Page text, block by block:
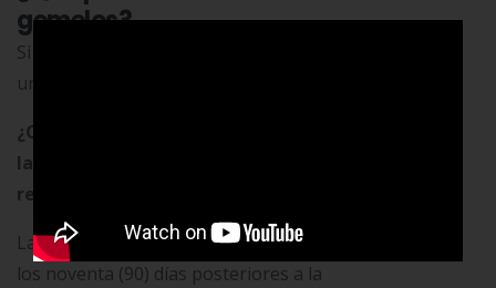
gemelos?
Si el nacimiento es múltiple, se otorgará
un auxilio por cada hijo nacido.
¿Cuánto tiempo tengo para realizar
la solicitud del auxilio por mi(s) hijo(s)
recién nacidos?
La solicitud se debe presentar dentro de
los noventa (90) días posteriores a la